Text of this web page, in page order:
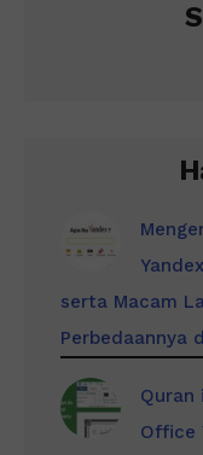
serta Macam
Perbedaannya
Quran
Office